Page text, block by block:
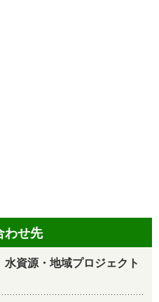
わせ先
資源・地域プロジェクト